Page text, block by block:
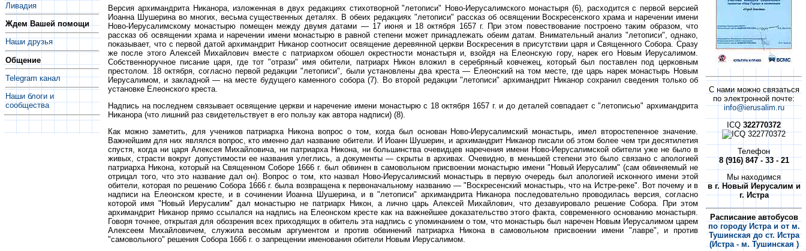
Ливадия
Ждем Вашей помощи
Наши друзья
Общение
Telegram канал
Наши блоги и
сообщества
Версия архимандрита Никанора, изложенная в двух редакциях стихотворной "летописи" Ново-Иерусалимского монастыря (6), расходится с первой версией
Иоанна Шушерина во многих, весьма существенных деталях. В обеих редакциях "летописи" рассказ об освящении Воскресенского храма и наречении имени
Ново-Иерусалимскому монастырю помещен между двумя датами — 17 июня и 18 октября 1657 г. При этом повествование построено таким образом, что
рассказ об освящении храма и наречении имени монастырю в равной степени может принадлежать обеим датам. Внимательный анализ "летописи", однако,
показывает, что с первой датой архимандрит Никанор соотносит освящение деревянной церкви Воскресения в присутствии царя и Священного Собора. Сразу
же после этого Алексей Михайлович вместе с патриархом обошел окрестности монастыря и, взойдя на Елеонскую гору, нарек его Новым Иерусалимом.
Собственноручное писание царя, где тот "отрази" имя обители, патриарх Никон вложил в серебряный ковчежец, который был поставлен под церковным
престолом. 18 октября, согласно первой редакции "летописи", были установлены два креста — Елеонский на том месте, где царь нарек монастырь Новым
Иерусалимом, и закладной — на месте будущего каменного собора (7). Во второй редакции "летописи" архимандрит Никанор сохранил сведения только об
установке Елеонского креста.
Надпись на последнем связывает освящение церкви и наречение имени монастырю с 18 октября 1657 г. и до деталей совпадает с "летописью" архимандрита
Никанора (что лишний раз свидетельствует в его пользу как автора надписи) (8).
Как можно заметить, для учеников патриарха Никона вопрос о том, когда был основан Ново-Иерусалимский монастырь, имел второстепенное значение.
Важнейшим для них являлся вопрос, кто именно дал название обители. И Иоанн Шушерин, и архимандрит Никанор писали об этом более чем три десятилетия
спустя, когда ни царя Алексея Михайловича, ни патриарха Никона, ни большинства очевидцев наречения имени Ново-Иерусалимской обители уже не было в
живых, страсти вокруг допустимости ее названия улеглись, а документы — скрыты в архивах. Очевидно, в меньшей степени это было связано с апологией
патриарха Никона, который на Священном Соборе 1666 г. был обвинен в самовольном присвоении монастырю имени "Новый Иерусалим" (сам обвиняемый не
отрицал того, что это название дал он). Вопрос о том, кто назвал Ново-Иерусалимский монастырь в первую очередь был апологией исконного имени этой
обители, которая по решению Собора 1666 г. была возвращена к первоначальному названию — "Воскресенский монастырь, что на Истре-реке". Вот почему и в
надписи на Елеонском кресте, и в сочинении Иоанна Шушерина, и в "летописи" архимандрита Никанора последовательно проводилась версия, согласно
которой имя "Новый Иерусалим" дал монастырю не патриарх Никон, а лично царь Алексей Михайлович, что дезавуировало решение Собора. При этом
архимандрит Никанор прямо ссылался на надпись на Елеонском кресте как на важнейшее доказательство этого факта, современного основанию монастыря.
Говоря точнее, открытая для обозрения всех приходящих в обитель эта надпись с упоминанием о том, что монастырь был наречен Новым Иерусалимом царем
Алексеем Михайловичем, служила весомым аргументом и против обвинений патриарха Никона в самовольном присвоении имени "лавре", и против
"самовольного" решения Собора 1666 г. о запрещении именования обители Новым Иерусалимом.
С нами можно связаться
по электронной почте:
info@ierusalim.ru
ICQ 322770372
Телефон
8 (916) 847 - 33 - 21
Мы находимся
в г. Новый Иерусалим и
г. Истра
Расписание автобусов
по городу Истра и от м.
Тушинская до ст. Истра
(Истра - м. Тушинская )